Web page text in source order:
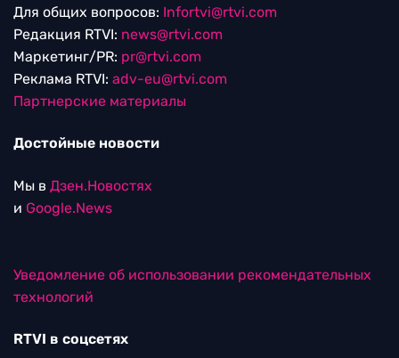
Для общих вопросов: Infortvi@rtvi.com
Редакция RTVI: news@rtvi.com
Маркетинг/PR: pr@rtvi.com
Реклама RTVI: adv-eu@rtvi.com
Партнерские материалы
Достойные новости
Мы в Дзен.Новостях
и Google.News
Уведомление об использовании рекомендательных
технологий
RTVI в соцсетях